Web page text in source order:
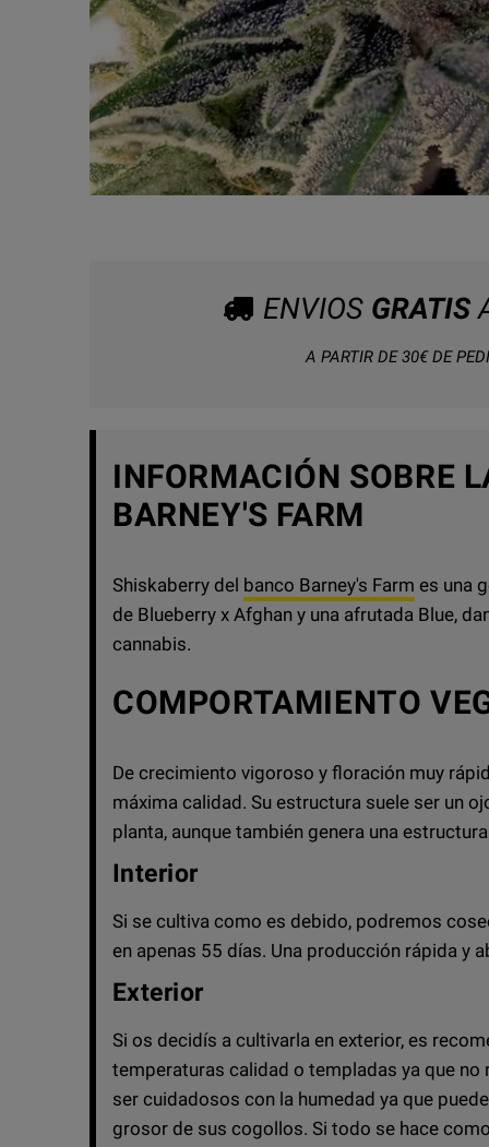
ENVIOS GRATIS
A PARTIR DE 30€ DE
INFORMACIÓN SOBRE
BARNEY'S FARM
Shiskaberry del banco Barney's Farm es una
de Blueberry x Afghan y una afrutada Blue,
cannabis.
COMPORTAMIENTO
De crecimiento vigoroso y floración muy
máxima calidad. Su estructura suele ser un
planta, aunque también genera una
Interior
Si se cultiva como es debido, podremos
en apenas 55 días. Una producción rápida y
Exterior
Si os decidís a cultivarla en exterior, es
temperaturas calidad o templadas ya que
ser cuidadosos con la humedad ya que
grosor de sus cogollos. Si todo se hace